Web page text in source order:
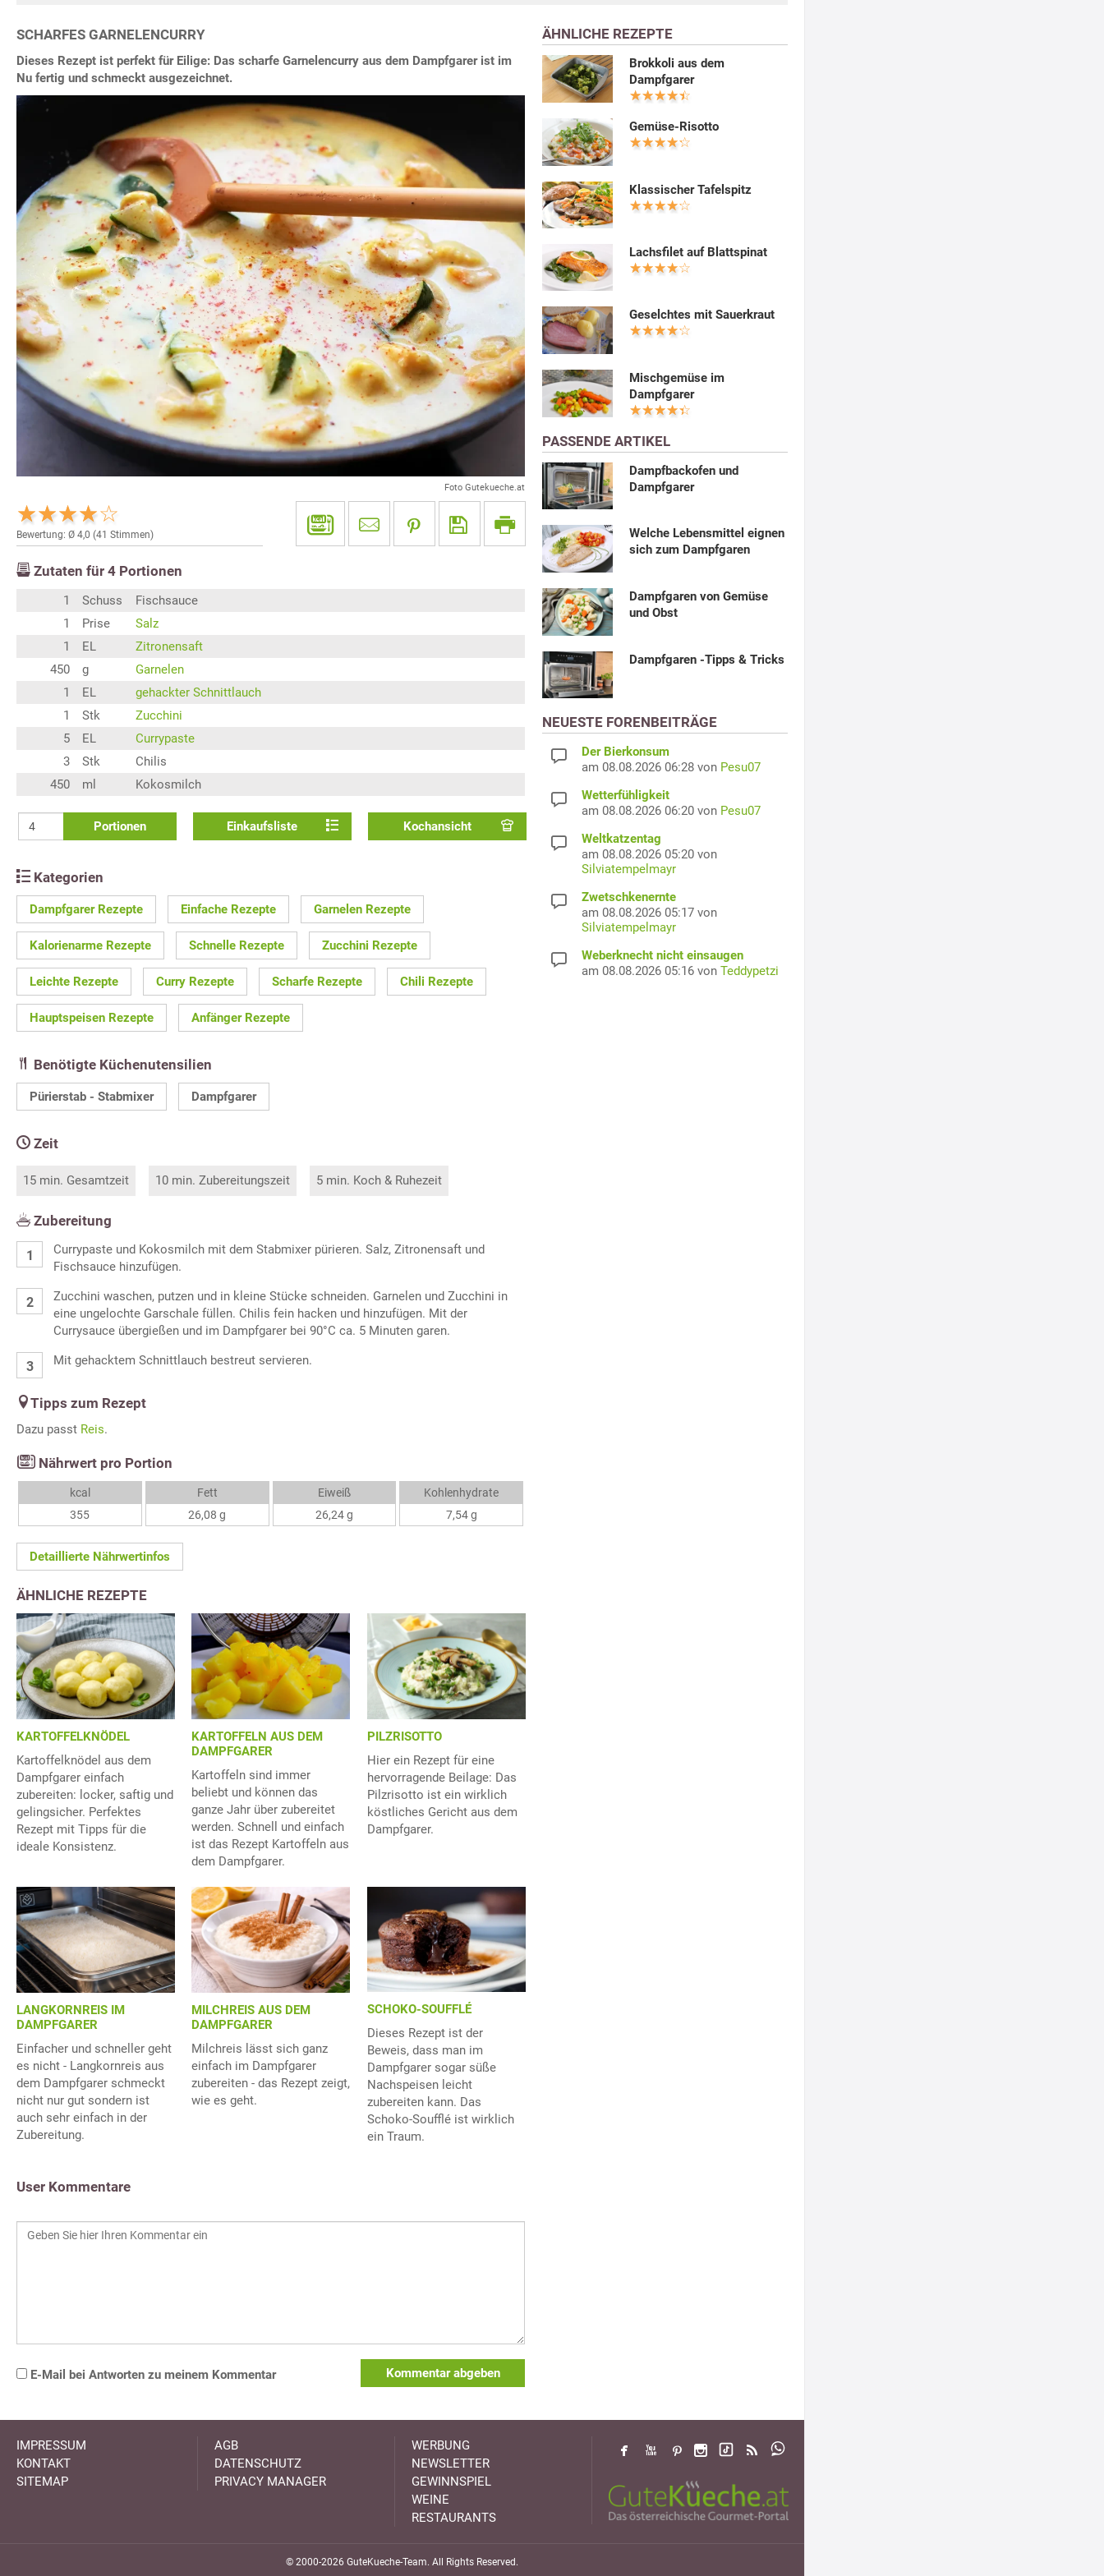
SCHARFES GARNELENCURRY
Dieses Rezept ist perfekt für Eilige: Das scharfe Garnelencurry aus dem Dampfgarer ist im
Nu fertig und schmeckt ausgezeichnet.
Foto Gutekueche.at
Bewertung: Ø 4,0 (41 Stimmen)
Zutaten für 4 Portionen
1 Schuss
Fischsauce
1
Prise
Salz
1
EL
Zitronensaft
450
g
Garnelen
1
EL
gehackter Schnittlauch
1
Stk
Zucchini
5
EL
Currypaste
3
Stk
Chilis
450
ml Kokosmilch
Portionen Einkaufsliste Kochansicht
Kategorien
Dampfgarer Rezepte Einfache Rezepte Garnelen Rezepte
Kalorienarme Rezepte Schnelle Rezepte Zucchini Rezepte
Leichte Rezepte Curry Rezepte Scharfe Rezepte Chili Rezepte
Hauptspeisen Rezepte Anfänger Rezepte
Benötigte Küchenutensilien
Pürierstab - Stabmixer Dampfgarer
Zeit
15 min. Gesamtzeit 10 min. Zubereitungszeit 5 min. Koch & Ruhezeit
Zubereitung
Currypaste und Kokosmilch mit dem Stabmixer pürieren. Salz, Zitronensaft und
Fischsauce hinzufügen.
Zucchini waschen, putzen und in kleine Stücke schneiden. Garnelen und Zucchini in
eine ungelochte Garschale füllen. Chilis fein hacken und hinzufügen. Mit der
Currysauce übergießen und im Dampfgarer bei 90°C ca. 5 Minuten garen.
Mit gehacktem Schnittlauch bestreut servieren.
Tipps zum Rezept
Dazu passt Reis.
Nährwert pro Portion
kcal
355
Fett
26,08 g
Eiweiß
26,24 g
Kohlenhydrate
7,54 g
Detaillierte Nährwertinfos
ÄHNLICHE REZEPTE
KARTOFFELKNÖDEL
Kartoffelknödel aus dem
Dampfgarer einfach
zubereiten: locker, saftig und
gelingsicher. Perfektes
Rezept mit Tipps für die
ideale Konsistenz.
KARTOFFELN AUS DEM
DAMPFGARER
Kartoffeln sind immer
beliebt und können das
ganze Jahr über zubereitet
werden. Schnell und einfach
ist das Rezept Kartoffeln aus
dem Dampfgarer.
PILZRISOTTO
Hier ein Rezept für eine
hervorragende Beilage: Das
Pilzrisotto ist ein wirklich
köstliches Gericht aus dem
Dampfgarer.
LANGKORNREIS IM
DAMPFGARER
Einfacher und schneller geht
es nicht - Langkornreis aus
dem Dampfgarer schmeckt
nicht nur gut sondern ist
auch sehr einfach in der
Zubereitung.
MILCHREIS AUS DEM
DAMPFGARER
Milchreis lässt sich ganz
einfach im Dampfgarer
zubereiten - das Rezept zeigt,
wie es geht.
SCHOKO-SOUFFLÉ
Dieses Rezept ist der
Beweis, dass man im
Dampfgarer sogar süße
Nachspeisen leicht
zubereiten kann. Das
Schoko-Soufflé ist wirklich
ein Traum.
User Kommentare
E-Mail bei Antworten zu meinem Kommentar Kommentar abgeben
ÄHNLICHE REZEPTE
Brokkoli aus dem
Dampfgarer
Gemüse-Risotto
Klassischer Tafelspitz
Lachsfilet auf Blattspinat
Geselchtes mit Sauerkraut
Mischgemüse im
Dampfgarer
PASSENDE ARTIKEL
Dampfbackofen und
Dampfgarer
Welche Lebensmittel eignen
sich zum Dampfgaren
Dampfgaren von Gemüse
und Obst
Dampfgaren -Tipps & Tricks
NEUESTE FORENBEITRÄGE
Der Bierkonsum
am 08.08.2026 06:28 von Pesu07
Wetterfühligkeit
am 08.08.2026 06:20 von Pesu07
Weltkatzentag
am 08.08.2026 05:20 von
Silviatempelmayr
Zwetschkenernte
am 08.08.2026 05:17 von
Silviatempelmayr
Weberknecht nicht einsaugen
am 08.08.2026 05:16 von Teddypetzi
IMPRESSUM
KONTAKT
SITEMAP
AGB
DATENSCHUTZ
PRIVACY MANAGER
WERBUNG
NEWSLETTER
GEWINNSPIEL
WEINE
RESTAURANTS
© 2000-2026 GuteKueche-Team. All Rights Reserved.